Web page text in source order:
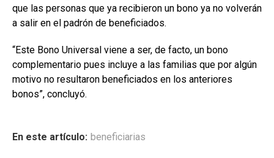
que las personas que ya recibieron un bono ya no volverán
a salir en el padrón de beneficiados.
“Este Bono Universal viene a ser, de facto, un bono
complementario pues incluye a las familias que por algún
motivo no resultaron beneficiados en los anteriores
bonos”, concluyó.
En este artículo: beneficiarias